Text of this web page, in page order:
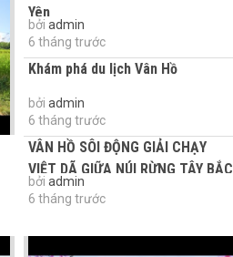
Yên
bởi admin
6 tháng trước
Khám phá du lịch Vân Hồ
bởi admin
6 tháng trước
VÂN HỒ SÔI ĐỘNG GIẢI CHẠY
VIỆT DÃ GIỮA NÚI RỪNG TÂY BẮC
bởi admin
6 tháng trước